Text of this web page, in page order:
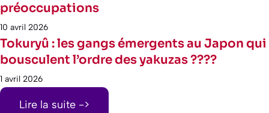
préoccupations
10 avril 2026
Tokuryû : les gangs émergents au Japon qui
bousculent l’ordre des yakuzas ????
1 avril 2026
Lire la suite ->